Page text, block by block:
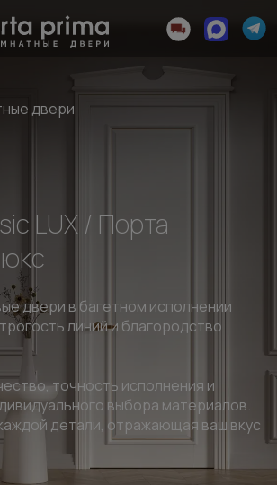
двери
LUX / Порта
двери в багетном исполнении
линий и благородство
точность исполнения и
выбора материалов.
детали, отражающая ваш вкус